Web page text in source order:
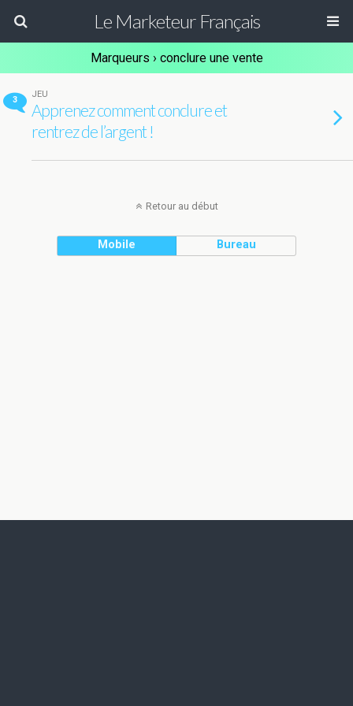
Le Marketeur Français
Marqueurs › conclure une vente
3
JEU
Apprenez comment conclure et
rentrez de l’argent !
Retour au début
Mobile Bureau